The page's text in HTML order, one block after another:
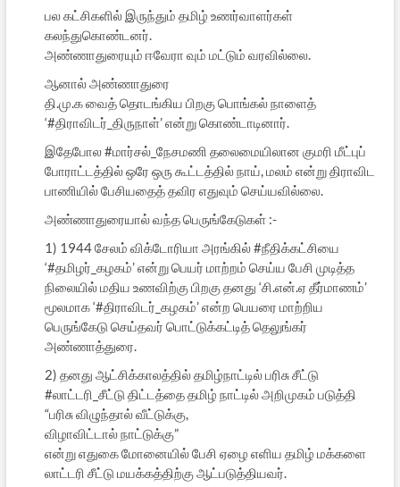
பல கட்சிகளில் இருந்தும் தமிழ் உணர்வாளர்கள்
கலந்துகொண்டனர்.
அண்ணாதுரையும் ஈவேரா வும் மட்டும் வரவில்லை.
ஆனால் அண்ணாதுரை
தி.மு.க வைத் தொடங்கிய பிறகு பொங்கல் நாளைத்
‘#திராவிடர்_திருநாள்’ என்று கொண்டாடினார்.
இதேபோல #மார்சல்_நேசமணி தலைமையிலான குமரி மீட்புப்
போராட்டத்தில் ஒரே ஒரு கூட்டத்தில் நாய், மலம் என்று திராவிட
பாணியில் பேசியதைத் தவிர எதுவும் செய்யவில்லை.
அண்ணாதுரையால் வந்த பெருங்கேடுகள் :-
1) 1944 சேலம் விக்டோரியா அரங்கில் #நீதிக்கட்சியை
‘#தமிழர்_கழகம்’ என்று பெயர் மாற்றம் செய்ய பேசி முடித்த
நிலையில் மதிய உணவிற்கு பிறகு தனது ‘சி.என்.ஏ தீர்மாணம்’
மூலமாக ‘#திராவிடர்_கழகம்’ என்ற பெயரை மாற்றிய
பெருங்கேடு செய்தவர் பொட்டுக்கட்டித் தெலுங்கர்
அண்ணாத்துரை.
2) தனது ஆட்சிக்காலத்தில் தமிழ்நாட்டில் பரிசு சீட்டு
#லாட்டரி_சீட்டு திட்டத்தை தமிழ் நாட்டில் அறிமுகம் படுத்தி
“பரிசு விழுந்தால் வீட்டுக்கு,
விழாவிட்டால் நாட்டுக்கு”
என்று எதுகை மோனையில் பேசி ஏழை எளிய தமிழ் மக்களை
லாட்டரி சீட்டு மயக்கத்திற்கு ஆட்படுத்தியவர்.